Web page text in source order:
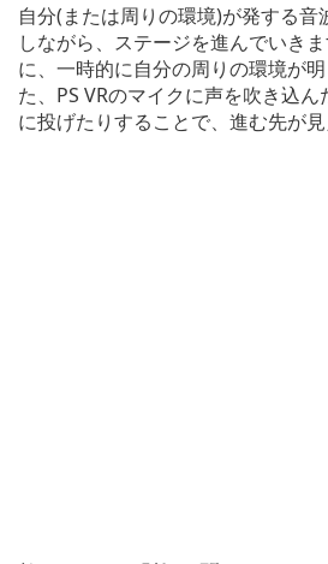
自分(または周りの環境)が発する音
しながら、ステージを進んでいき
に、一時的に自分の周りの環境が
た、PS VRのマイクに声を吹き込ん
に投げたりすることで、進む先が見